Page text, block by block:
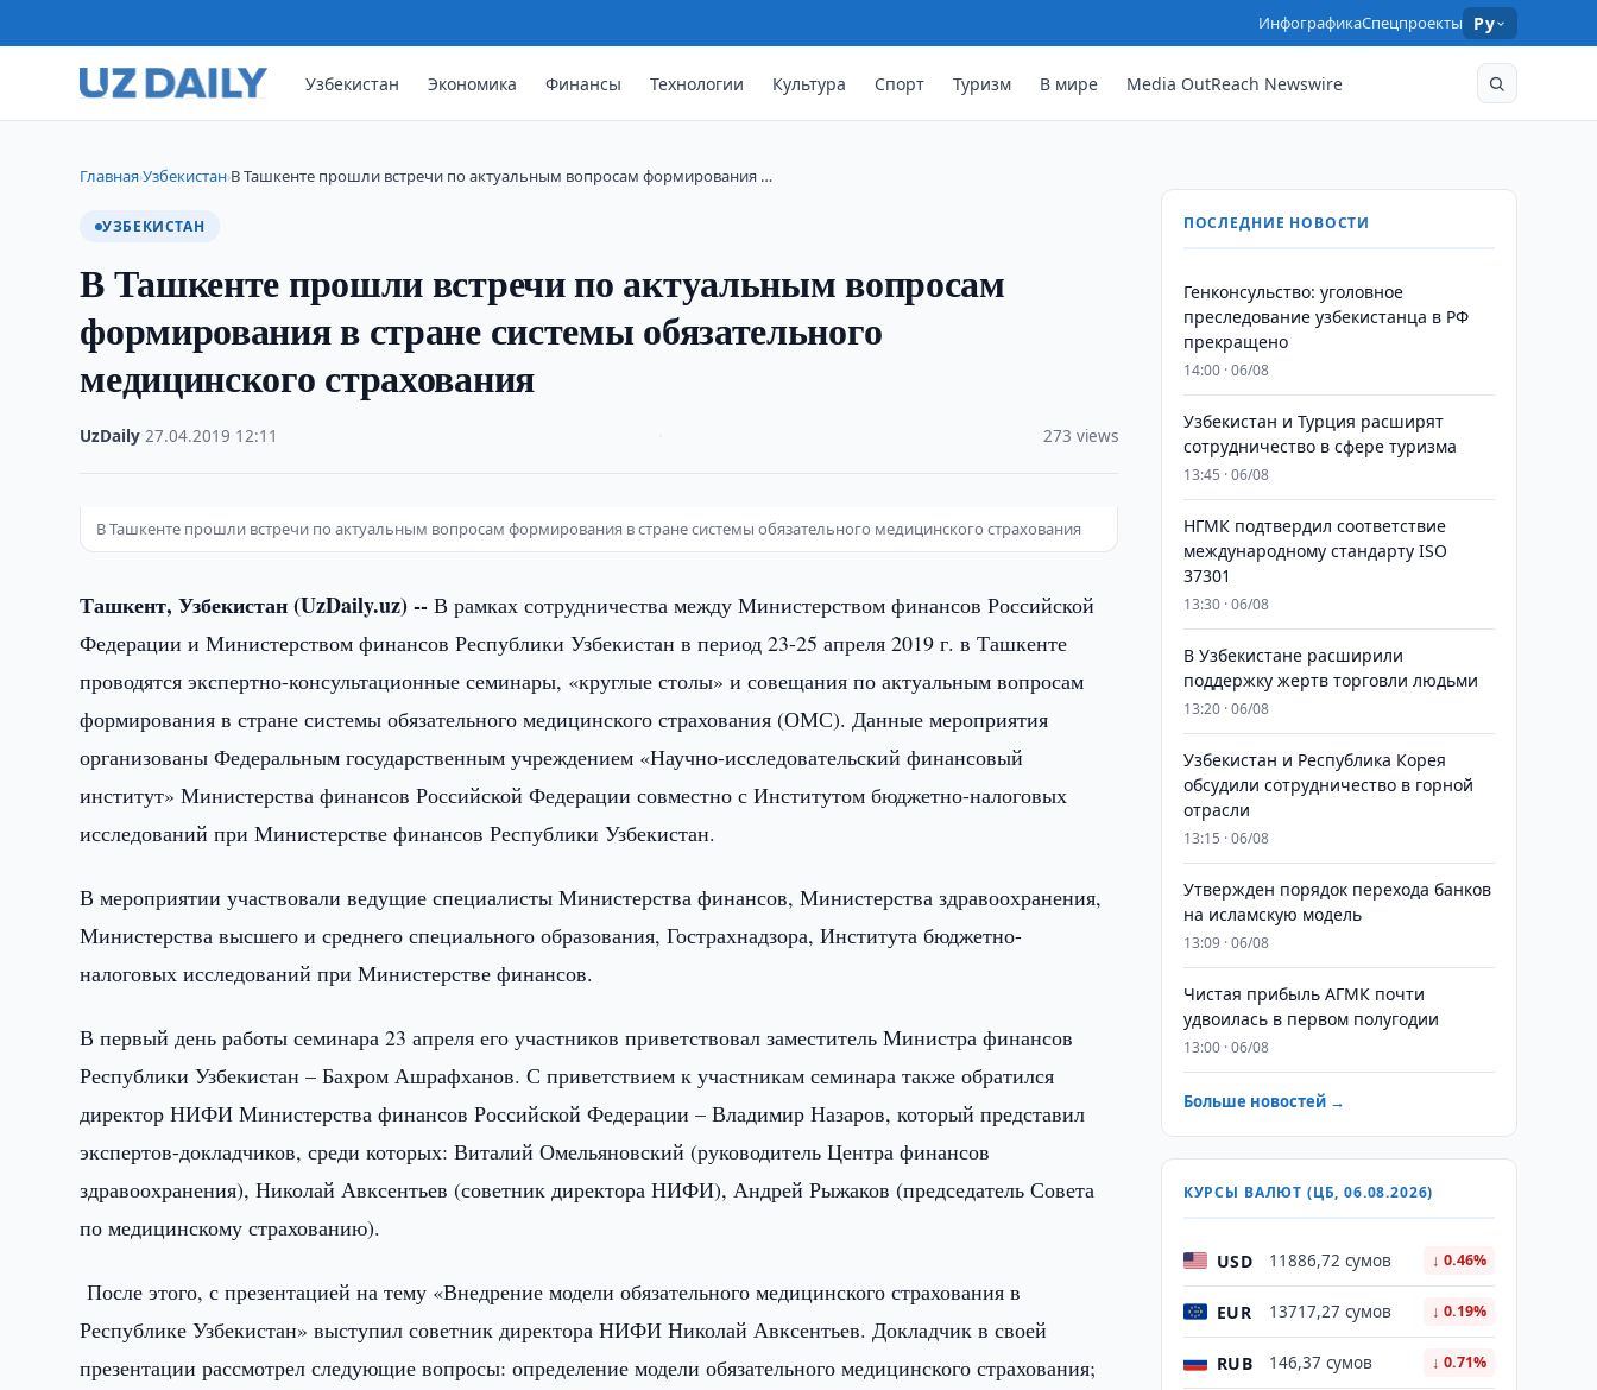
ИнфографикаСпецпроекты Ру
Узбекистан Экономика Финансы Технологии Культура Спорт Туризм В мире Media OutReach Newswire
Главная›Узбекистан›В Ташкенте прошли встречи по актуальным вопросам формирования …
УЗБЕКИСТАН
В Ташкенте прошли встречи по актуальным вопросам
формирования в стране системы обязательного
медицинского страхования
UzDaily ·27.04.2019 12:11 273 views
В Ташкенте прошли встречи по актуальным вопросам формирования в стране системы обязательного медицинского страхования
Ташкент, Узбекистан (UzDaily.uz) -- В рамках сотрудничества между Министерством финансов Российской
Федерации и Министерством финансов Республики Узбекистан в период 23-25 апреля 2019 г. в Ташкенте
проводятся экспертно-консультационные семинары, «круглые столы» и совещания по актуальным вопросам
формирования в стране системы обязательного медицинского страхования (ОМС). Данные мероприятия
организованы Федеральным государственным учреждением «Научно-исследовательский финансовый
институт» Министерства финансов Российской Федерации совместно с Институтом бюджетно-налоговых
исследований при Министерстве финансов Республики Узбекистан.
В мероприятии участвовали ведущие специалисты Министерства финансов, Министерства здравоохранения,
Министерства высшего и среднего специального образования, Гострахнадзора, Института бюджетно-
налоговых исследований при Министерстве финансов.
В первый день работы семинара 23 апреля его участников приветствовал заместитель Министра финансов
Республики Узбекистан – Бахром Ашрафханов. С приветствием к участникам семинара также обратился
директор НИФИ Министерства финансов Российской Федерации – Владимир Назаров, который представил
экспертов-докладчиков, среди которых: Виталий Омельяновский (руководитель Центра финансов
здравоохранения), Николай Авксентьев (советник директора НИФИ), Андрей Рыжаков (председатель Совета
по медицинскому страхованию).
После этого, с презентацией на тему «Внедрение модели обязательного медицинского страхования в
Республике Узбекистан» выступил советник директора НИФИ Николай Авксентьев. Докладчик в своей
презентации рассмотрел следующие вопросы: определение модели обязательного медицинского страхования;
ПОСЛЕДНИЕ НОВОСТИ
Генконсульство: уголовное
преследование узбекистанца в РФ
прекращено
14:00 · 06/08
Узбекистан и Турция расширят
сотрудничество в сфере туризма
13:45 · 06/08
НГМК подтвердил соответствие
международному стандарту ISO
37301
13:30 · 06/08
В Узбекистане расширили
поддержку жертв торговли людьми
13:20 · 06/08
Узбекистан и Республика Корея
обсудили сотрудничество в горной
отрасли
13:15 · 06/08
Утвержден порядок перехода банков
на исламскую модель
13:09 · 06/08
Чистая прибыль АГМК почти
удвоилась в первом полугодии
13:00 · 06/08
Больше новостей →
КУРСЫ ВАЛЮТ (ЦБ, 06.08.2026)
USD 11886,72 сумов ↓ 0.46%
EUR 13717,27 сумов ↓ 0.19%
RUB 146,37 сумов ↓ 0.71%